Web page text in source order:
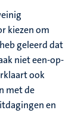
kiezen om
geleerd dat
niet een-op-
ook
met de
en